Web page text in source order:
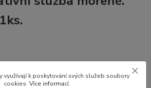
skladované zboží. Ilustrační foto.
využívají k poskytování svých služeb soubory
cookies. Více informací.